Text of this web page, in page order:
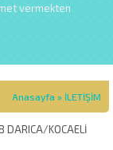
vermekten
Anasayfa » İLETİŞİM
KOCAELİ